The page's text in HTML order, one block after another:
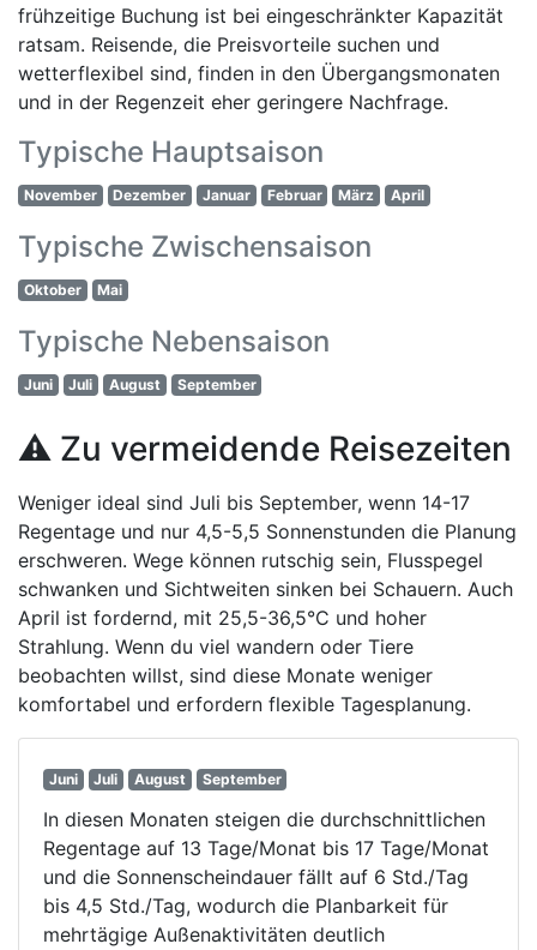
frühzeitige Buchung ist bei eingeschränkter Kapazität
ratsam. Reisende, die Preisvorteile suchen und
wetterflexibel sind, finden in den Übergangsmonaten
und in der Regenzeit eher geringere Nachfrage.
Typische Hauptsaison
November Dezember Januar Februar März April
Typische Zwischensaison
Oktober Mai
Typische Nebensaison
Juni Juli August September
⚠️ Zu vermeidende Reisezeiten
Weniger ideal sind Juli bis September, wenn 14-17
Regentage und nur 4,5-5,5 Sonnenstunden die Planung
erschweren. Wege können rutschig sein, Flusspegel
schwanken und Sichtweiten sinken bei Schauern. Auch
April ist fordernd, mit 25,5-36,5°C und hoher
Strahlung. Wenn du viel wandern oder Tiere
beobachten willst, sind diese Monate weniger
komfortabel und erfordern flexible Tagesplanung.
Juni Juli August September
In diesen Monaten steigen die durchschnittlichen
Regentage auf 13 Tage/Monat bis 17 Tage/Monat
und die Sonnenscheindauer fällt auf 6 Std./Tag
bis 4,5 Std./Tag, wodurch die Planbarkeit für
mehrtägige Außenaktivitäten deutlich